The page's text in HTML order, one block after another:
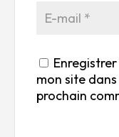
mon site
prochain